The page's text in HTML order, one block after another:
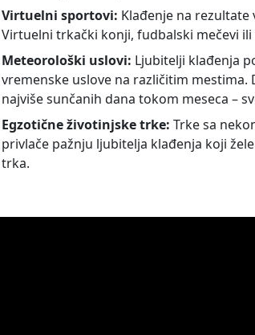
Virtuelni sportovi: Klađenje na
Virtuelni trkački konji, fudbalski mečevi
Meteorološki uslovi: Ljubitelji klađenja
vremenske uslove na različitim mestima.
najviše sunčanih dana tokom meseca –
Egzotične životinjske trke: Trke sa
privlače pažnju ljubitelja klađenja koji
trka.